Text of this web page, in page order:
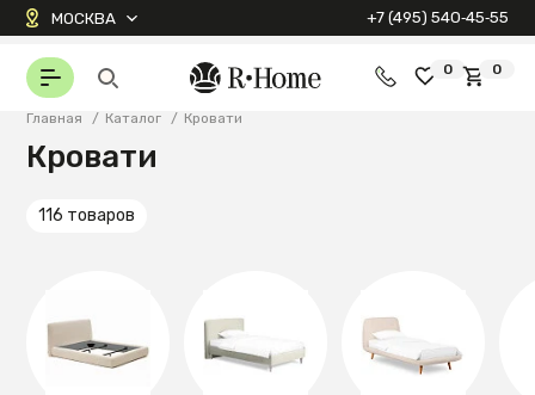
МОСКВА +7 (495) 540‑45‑55
0 0
Главная / Каталог / Кровати
Кровати
116 товаров